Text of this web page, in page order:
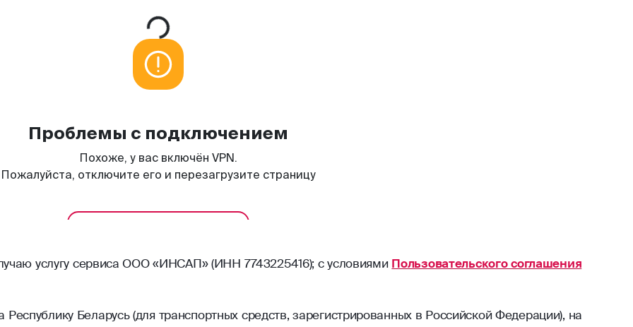
услугу сервиса ООО «ИНСАП» (ИНН 7743225416); с условиями Пользовательского соглашения
Беларусь (для транспортных средств, зарегистрированных в Российской Федерации), на